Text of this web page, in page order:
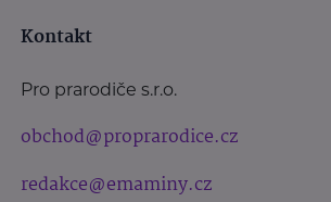
Kontakt
Pro prarodiče s.r.o.
obchod@proprarodice.cz
redakce@emaminy.cz